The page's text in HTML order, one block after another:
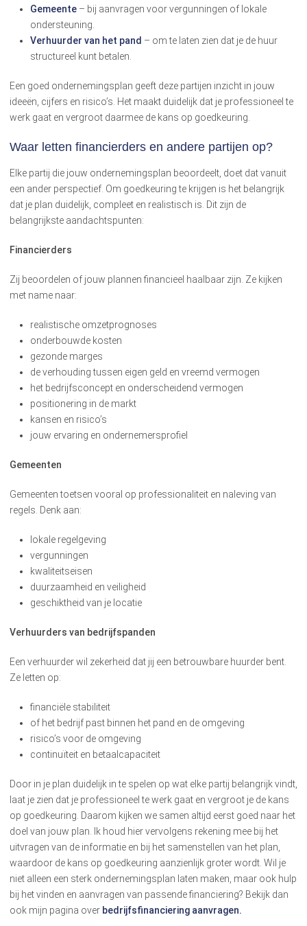
Gemeente – bij aanvragen voor vergunningen of lokale
ondersteuning.
Verhuurder van het pand – om te laten zien dat je de huur
structureel kunt betalen.
Een goed ondernemingsplan geeft deze partijen inzicht in jouw
ideeën, cijfers en risico’s. Het maakt duidelijk dat je professioneel te
werk gaat en vergroot daarmee de kans op goedkeuring.
Waar letten financierders en andere partijen op?
Elke partij die jouw ondernemingsplan beoordeelt, doet dat vanuit
een ander perspectief. Om goedkeuring te krijgen is het belangrijk
dat je plan duidelijk, compleet en realistisch is. Dit zijn de
belangrijkste aandachtspunten:
Financierders
Zij beoordelen of jouw plannen financieel haalbaar zijn. Ze kijken
met name naar:
realistische omzetprognoses
onderbouwde kosten
gezonde marges
de verhouding tussen eigen geld en vreemd vermogen
het bedrijfsconcept en onderscheidend vermogen
positionering in de markt
kansen en risico’s
jouw ervaring en ondernemersprofiel
Gemeenten
Gemeenten toetsen vooral op professionaliteit en naleving van
regels. Denk aan:
lokale regelgeving
vergunningen
kwaliteitseisen
duurzaamheid en veiligheid
geschiktheid van je locatie
Verhuurders van bedrijfspanden
Een verhuurder wil zekerheid dat jij een betrouwbare huurder bent.
Ze letten op:
financiële stabiliteit
of het bedrijf past binnen het pand en de omgeving
risico’s voor de omgeving
continuïteit en betaalcapaciteit
Door in je plan duidelijk in te spelen op wat elke partij belangrijk vindt,
laat je zien dat je professioneel te werk gaat en vergroot je de kans
op goedkeuring. Daarom kijken we samen altijd eerst goed naar het
doel van jouw plan. Ik houd hier vervolgens rekening mee bij het
uitvragen van de informatie en bij het samenstellen van het plan,
waardoor de kans op goedkeuring aanzienlijk groter wordt. Wil je
niet alleen een sterk ondernemingsplan laten maken, maar ook hulp
bij het vinden en aanvragen van passende financiering? Bekijk dan
ook mijn pagina over bedrijfsfinanciering aanvragen.